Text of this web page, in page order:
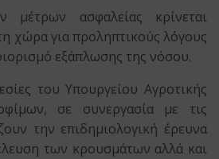
ασφαλείας κρίνεται
χώρα για προληπτικούς λόγους
εξάπλωσης της νόσου.
του Υπουργείου Αγροτικής
σε συνεργασία με τις
την επιδημιολογική έρευνα
των κρουσμάτων αλλά και